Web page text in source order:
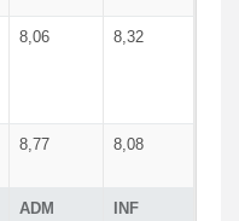
ADM INF
8,06 8,32
8,77 8,08